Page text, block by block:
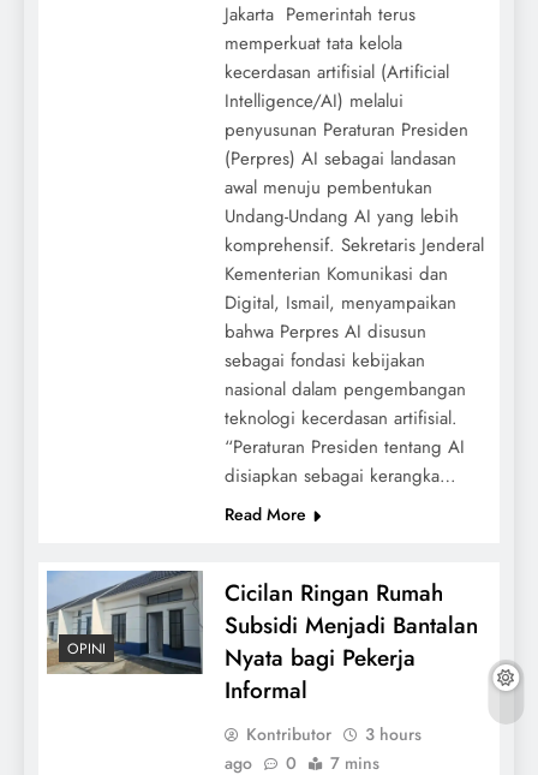
Jakarta  Pemerintah terus
memperkuat tata kelola
kecerdasan artifisial (Artificial
Intelligence/AI) melalui
penyusunan Peraturan Presiden
(Perpres) AI sebagai landasan
awal menuju pembentukan
Undang-Undang AI yang lebih
komprehensif. Sekretaris Jenderal
Kementerian Komunikasi dan
Digital, Ismail, menyampaikan
bahwa Perpres AI disusun
sebagai fondasi kebijakan
nasional dalam pengembangan
teknologi kecerdasan artifisial.
“Peraturan Presiden tentang AI
disiapkan sebagai kerangka…
Read More
OPINI
Cicilan Ringan Rumah
Subsidi Menjadi Bantalan
Nyata bagi Pekerja
Informal
Kontributor
3 hours
ago
0 7 mins